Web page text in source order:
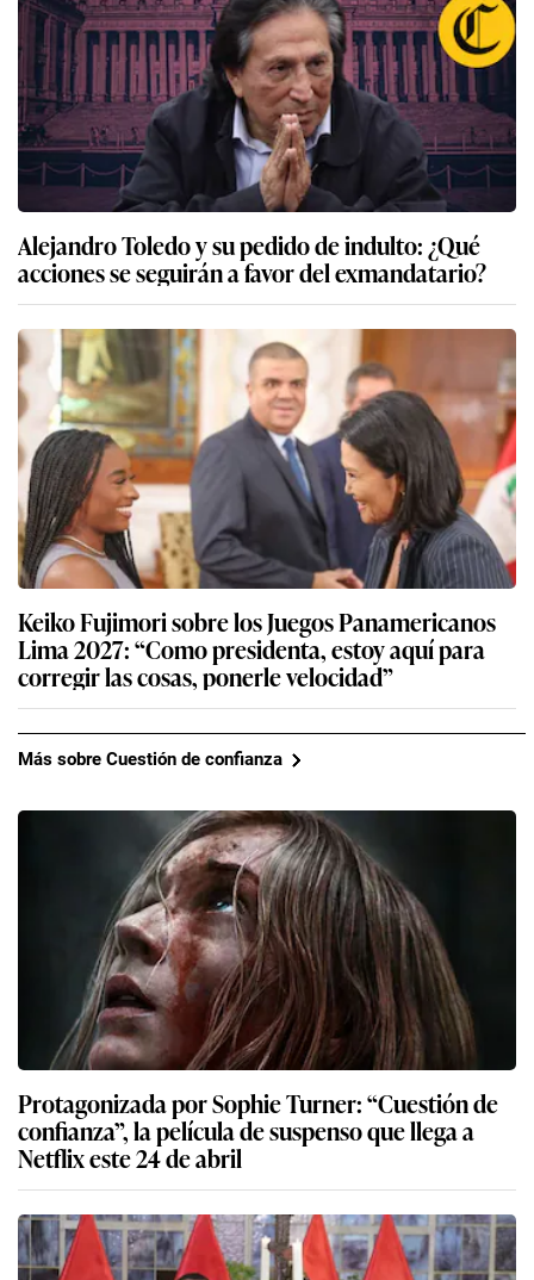
Alejandro Toledo y su pedido de indulto: ¿Qué
acciones se seguirán a favor del exmandatario?
Keiko Fujimori sobre los Juegos Panamericanos
Lima 2027: “Como presidenta, estoy aquí para
corregir las cosas, ponerle velocidad”
Más sobre Cuestión de confianza
Protagonizada por Sophie Turner: “Cuestión de
confianza”, la película de suspenso que llega a
Netflix este 24 de abril